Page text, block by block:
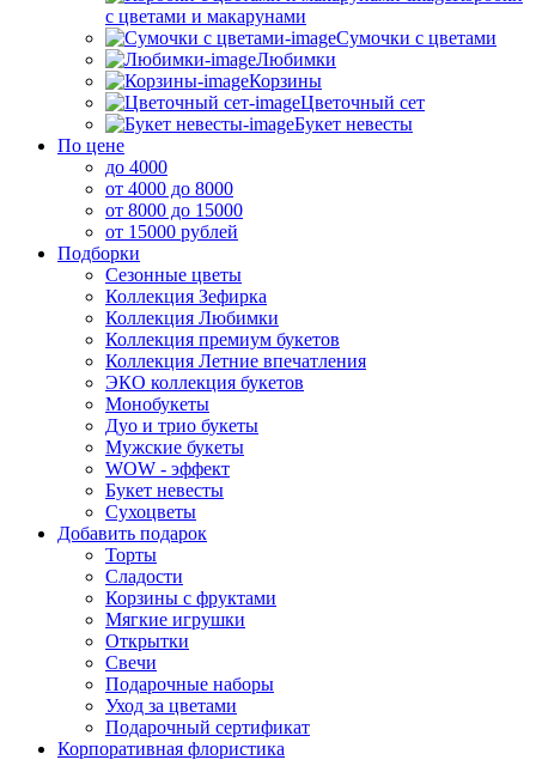
с цветами и макарунами
Сумочки с цветами
Любимки
Корзины
Цветочный сет
Букет невесты
По цене
до 4000
от 4000 до 8000
от 8000 до 15000
от 15000 рублей
Подборки
Сезонные цветы
Коллекция Зефирка
Коллекция Любимки
Коллекция премиум букетов
Коллекция Летние впечатления
ЭКО коллекция букетов
Монобукеты
Дуо и трио букеты
Мужские букеты
WOW - эффект
Букет невесты
Сухоцветы
Добавить подарок
Торты
Сладости
Корзины с фруктами
Мягкие игрушки
Открытки
Свечи
Подарочные наборы
Уход за цветами
Подарочный сертификат
Корпоративная флористика